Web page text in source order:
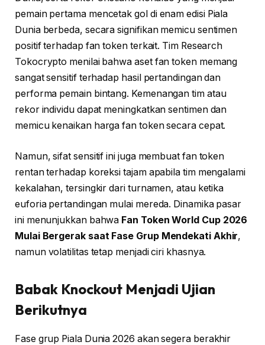
pemain pertama mencetak gol di enam edisi Piala
Dunia berbeda, secara signifikan memicu sentimen
positif terhadap fan token terkait. Tim Research
Tokocrypto menilai bahwa aset fan token memang
sangat sensitif terhadap hasil pertandingan dan
performa pemain bintang. Kemenangan tim atau
rekor individu dapat meningkatkan sentimen dan
memicu kenaikan harga fan token secara cepat.
Namun, sifat sensitif ini juga membuat fan token
rentan terhadap koreksi tajam apabila tim mengalami
kekalahan, tersingkir dari turnamen, atau ketika
euforia pertandingan mulai mereda. Dinamika pasar
ini menunjukkan bahwa Fan Token World Cup 2026
Mulai Bergerak saat Fase Grup Mendekati Akhir,
namun volatilitas tetap menjadi ciri khasnya.
Babak Knockout Menjadi Ujian
Berikutnya
Fase grup Piala Dunia 2026 akan segera berakhir